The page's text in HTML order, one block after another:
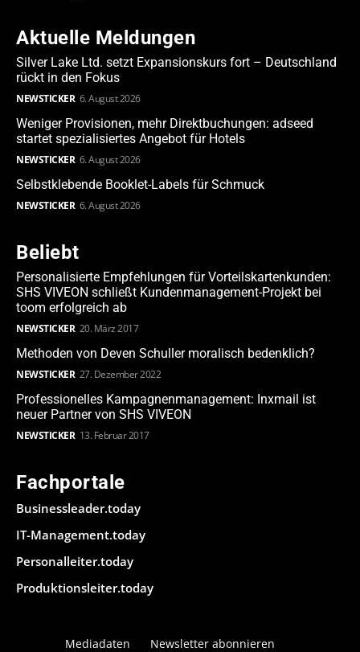
Aktuelle Meldungen
Silver Lake Ltd. setzt Expansionskurs fort – Deutschland
rückt in den Fokus
NEWSTICKER 6. August 2026
Weniger Provisionen, mehr Direktbuchungen: adseed
startet spezialisiertes Angebot für Hotels
NEWSTICKER 6. August 2026
Selbstklebende Booklet-Labels für Schmuck
NEWSTICKER 6. August 2026
Beliebt
Personalisierte Empfehlungen für Vorteilskartenkunden:
SHS VIVEON schließt Kundenmanagement-Projekt bei
toom erfolgreich ab
NEWSTICKER 20. März 2017
Methoden von Deven Schuller moralisch bedenklich?
NEWSTICKER 27. Dezember 2022
Professionelles Kampagnenmanagement: Inxmail ist
neuer Partner von SHS VIVEON
NEWSTICKER 13. Februar 2017
Fachportale
Businessleader.today
IT-Management.today
Personalleiter.today
Produktionsleiter.today
Mediadaten Newsletter abonnieren